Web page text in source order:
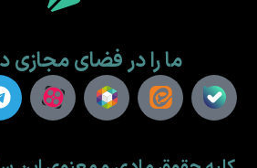
ما را در فضای مجازی